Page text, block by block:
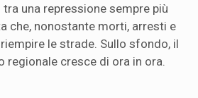
tra una repressione sempre più
che, nonostante morti, arresti e
le strade. Sullo sfondo, il
cresce di ora in ora.